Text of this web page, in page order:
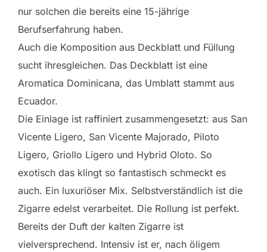
nur solchen die bereits eine 15-jährige
Berufserfahrung haben.
Auch die Komposition aus Deckblatt und Füllung
sucht ihresgleichen. Das Deckblatt ist eine
Aromatica Dominicana, das Umblatt stammt aus
Ecuador.
Die Einlage ist raffiniert zusammengesetzt: aus San
Vicente Ligero, San Vicente Majorado, Piloto
Ligero, Griollo Ligero und Hybrid Oloto. So
exotisch das klingt so fantastisch schmeckt es
auch. Ein luxuriöser Mix. Selbstverständlich ist die
Zigarre edelst verarbeitet. Die Rollung ist perfekt.
Bereits der Duft der kalten Zigarre ist
vielversprechend. Intensiv ist er, nach öligem